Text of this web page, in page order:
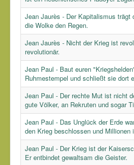
Jean Jaurès - Der Kapitalismus trägt
die Wolke den Regen.
Jean Jaurès - Nicht der Krieg ist
revolutionär.
Jean Paul - Baut euren
Ruhmestempel und schließt sie dort
Jean Paul - Der rechte Mut ist nicht
gute Völker, an Rekruten und sogar
Jean Paul - Das Unglück der Erde
den Krieg beschlossen und Millionen
Jean Paul - Der Krieg ist der
Er entbindet gewaltsam die Geister.